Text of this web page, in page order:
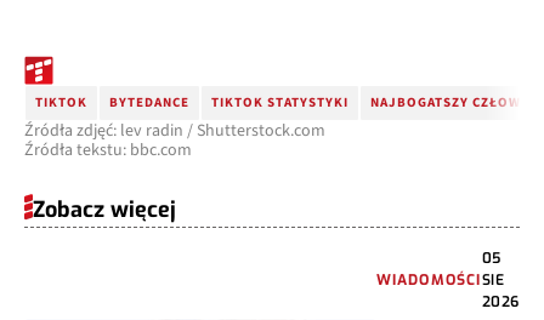
TIKTOK BYTEDANCE TIKTOK STATYSTYKI NAJBOGATSZY
Źródła zdjęć: lev radin / Shutterstock.com
Źródła tekstu: bbc.com
Zobacz więcej
WIADOMOŚCI
05
SIE
2026